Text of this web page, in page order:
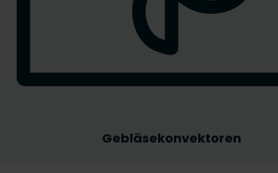
Gebläsekonvektoren